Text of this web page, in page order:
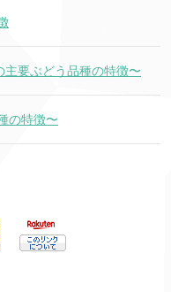
要ぶどう品種の特徴〜
の特徴〜